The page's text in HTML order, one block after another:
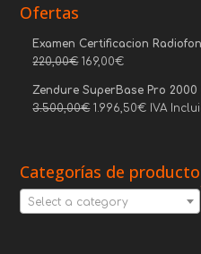
Ofertas
Examen Certificacion
220,00€ 169,00€
Zendure SuperBase Pro 2000
3.500,00€ 1.996,50€ IVA
Categorías de producto
Select a category